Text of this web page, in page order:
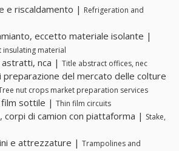
e riscaldamento | Refrigeration and
eccetto materiale isolante |
insulating material
nca | Title abstract offices, nec
preparazione del mercato delle colture
nut crops market preparation services
film sottile | Thin film circuits
corpi di camion con piattaforma | Stake,
e attrezzature | Trampolines and